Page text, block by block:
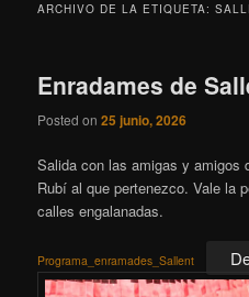
ARCHIVO DE LA ETIQUETA:
Enradames de
Posted on25 junio, 2026
Salida con las amigas y amigos
Rubí al que pertenezco. Vale la
calles engalanadas.
Programa_enramades_Sallent